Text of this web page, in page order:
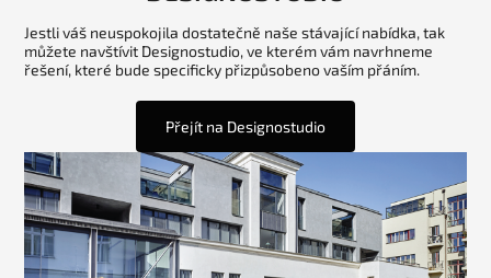
Jestli váš neuspokojila dostatečně naše stávající nabídka, tak
můžete navštívit Designostudio, ve kterém vám navrhneme
řešení, které bude specificky přizpůsobeno vaším přáním.
Přejít na Designostudio